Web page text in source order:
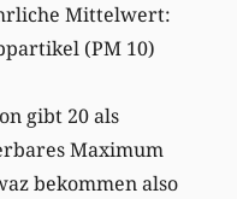
Mittelwert:
(PM 10)
gibt 20 als
Maximum
bekommen also